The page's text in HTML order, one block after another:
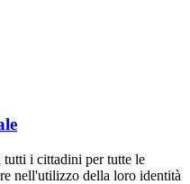
i cittadini per tutte le
nell'utilizzo della loro identità